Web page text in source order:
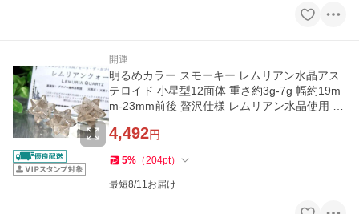
開運
明るめカラー スモーキー レムリアン水晶アス
テロイド 小星型12面体 重さ約3g-7g 幅約19m
m-23mm前後 贅沢仕様 レムリアン水晶使用 最
4,492円
5% （204pt）
最短8/11お届け